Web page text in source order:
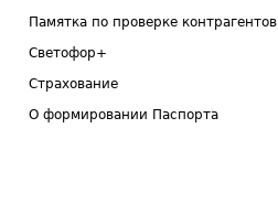
Памятка по проверке контрагентов
Светофор+
Страхование
О формировании Паспорта